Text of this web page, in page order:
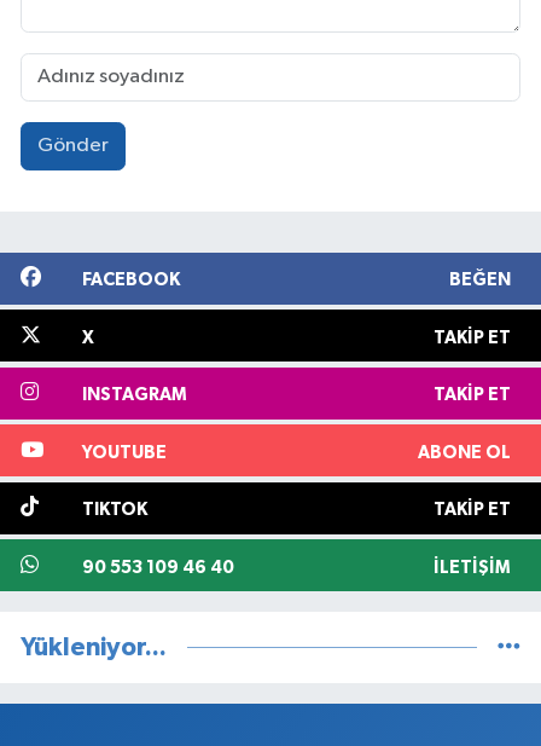
Gönder
FACEBOOK BEĞEN
X TAKIP ET
INSTAGRAM TAKIP ET
YOUTUBE ABONE OL
TIKTOK TAKIP ET
90 553 109 46 40 İLETIŞIM
Yükleniyor...